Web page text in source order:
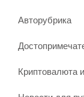
Авторубрика
Криптовалюта